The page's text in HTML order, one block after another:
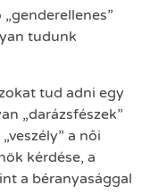
tudunk
tud adni egy
„darázsfészek”
a női
kérdése, a
a béranyasággal